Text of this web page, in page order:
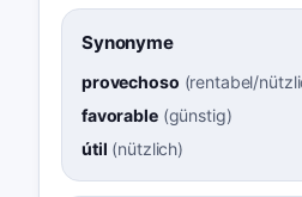
Synonyme
provechoso (rentabel/
favorable(günstig)
útil (nützlich)